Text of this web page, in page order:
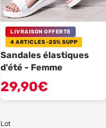
LIVRAISON OFFERTE
4 ARTICLES -25% SUPP
Sandales élastiques
d'été - Femme
29,90€
Lot